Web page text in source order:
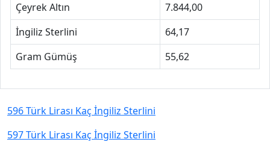
Çeyrek Altın
7.844,00
İngiliz Sterlini
64,17
Gram Gümüş
55,62
596 Türk Lirası Kaç İngiliz Sterlini
597 Türk Lirası Kaç İngiliz Sterlini